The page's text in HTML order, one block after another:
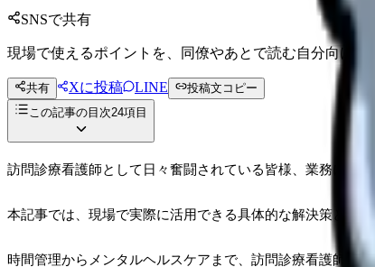
SNSで共有
現場で使えるポイントを、同僚やあとで読む自分向けに
共有 Xに投稿 LINE
投稿文コピー
この記事の目次24項目
訪問診療看護師として日々奮闘されている皆様、業務にお
本記事では、現場で実際に活用できる具体的な解決策と、
時間管理からメンタルヘルスケアまで、訪問診療看護師が